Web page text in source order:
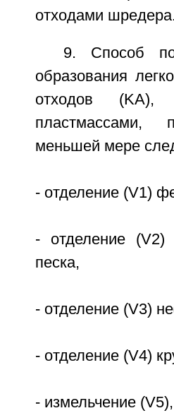
отходами
9. Способ
образования
отходов (KА),
пластмассами,
меньшей мере
- отделение (V1)
- отделение (V2)
песка,
- отделение (V3)
- отделение (V4)
- измельчение (V5),